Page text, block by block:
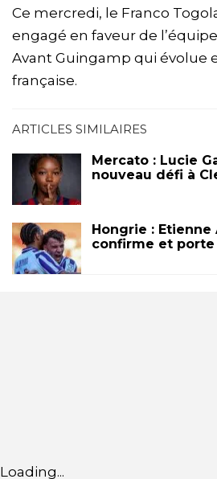
Ce mercredi, le Franco
engagé en faveur de
Avant Guingamp qui évolue
française.
ARTICLES SIMILAIRES
Mercato : Lucie
nouveau défi à
Hongrie :
confirme et porte
Loading...